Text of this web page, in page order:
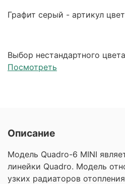
Графит серый - артикул
Выбор нестандартного
Посмотреть
Описание
Модель Quadro-6 MINI
линейки Quadro. Модель
узких радиаторов